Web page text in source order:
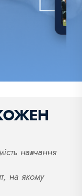
навчання
на якому